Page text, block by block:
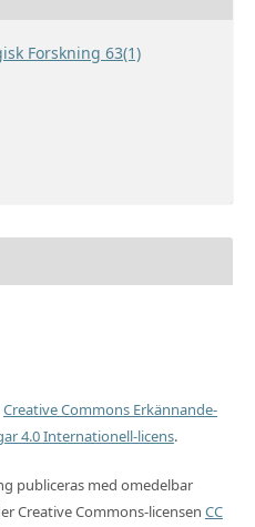
Forskning 63(1)
Creative Commons Erkännande-
4.0 Internationell-licens.
publiceras med omedelbar
Creative Commons-licensen CC